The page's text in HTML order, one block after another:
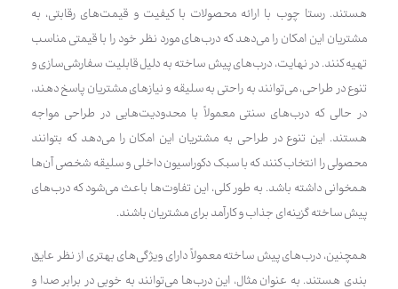
هستند. رستا چوب با ارائه محصولات با کیفیت و قیمت‌های رقابتی، به
مشتریان این امکان را می‌دهد که درب‌های مورد نظر خود را با قیمتی مناسب
تهیه کنند. در نهایت، درب‌های پیش ساخته به دلیل قابلیت سفارشی‌سازی و
تنوع در طراحی، می‌توانند به راحتی به سلیقه و نیازهای مشتریان پاسخ دهند،
در حالی که درب‌های سنتی معمولاً با محدودیت‌هایی در طراحی مواجه
هستند. این تنوع در طراحی به مشتریان این امکان را می‌دهد که بتوانند
محصولی را انتخاب کنند که با سبک دکوراسیون داخلی و سلیقه شخصی آن‌ها
همخوانی داشته باشد. به طور کلی، این تفاوت‌ها باعث می‌شود که درب‌های
پیش ساخته گزینه‌ای جذاب و کارآمد برای مشتریان باشند.
همچنین، درب‌های پیش ساخته معمولاً دارای ویژگی‌های بهتری از نظر عایق
بندی هستند. به عنوان مثال، این درب‌ها می‌توانند به خوبی در برابر صدا و